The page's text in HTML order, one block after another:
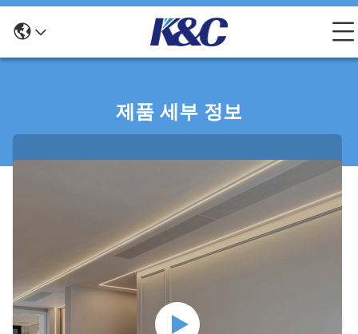
제품 세부 정보